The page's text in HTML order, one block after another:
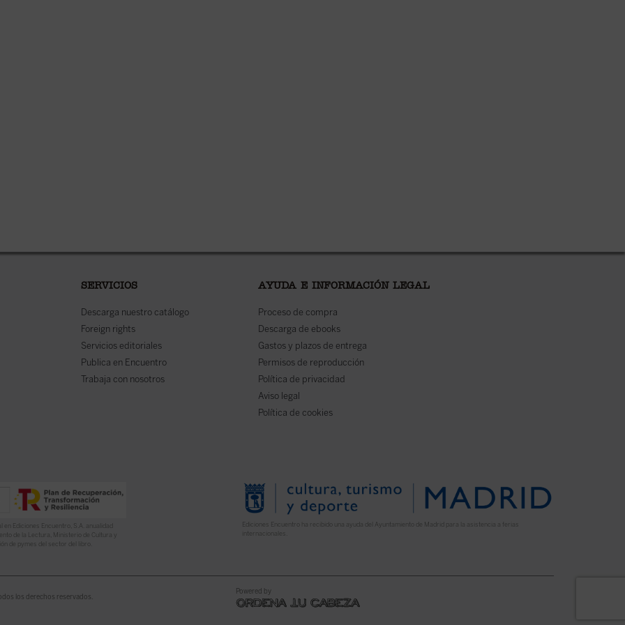
SERVICIOS
Descarga nuestro catálogo
Foreign rights
Servicios editoriales
Publica en Encuentro
Trabaja con nosotros
AYUDA E INFORMACIÓN LEGAL
Proceso de compra
Descarga de ebooks
Gastos y plazos de entrega
Permisos de reproducción
Política de privacidad
Aviso legal
Política de cookies
Ediciones Encuentro, S.A. anualidad
de la Lectura, Ministerio de Cultura y
de pymes del sector del libro.
Ediciones Encuentro ha recibido una ayuda del Ayuntamiento de Madrid para la asistencia a ferias
los derechos reservados.
Powered by